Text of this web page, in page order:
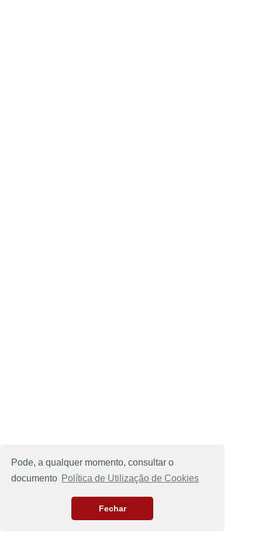
Pode, a qualquer momento, consultar o
documento Política de Utilização de Cookies
Fechar